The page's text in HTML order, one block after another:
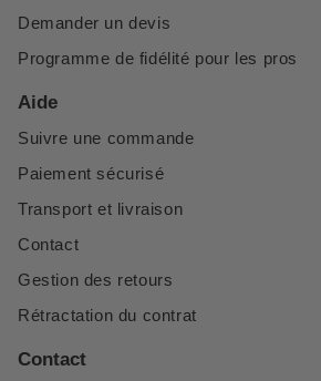
Demander un devis
Programme de fidélité pour les pros
Aide
Suivre une commande
Paiement sécurisé
Transport et livraison
Contact
Gestion des retours
Rétractation du contrat
Contact